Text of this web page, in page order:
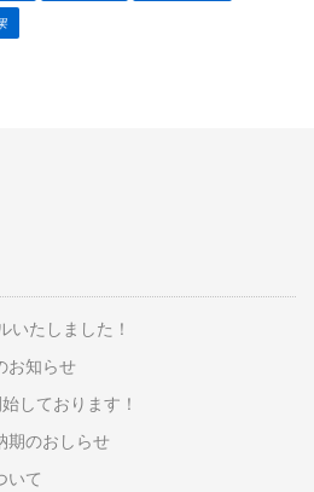
いたしました！
お知らせ
しております！
期のおしらせ
いて